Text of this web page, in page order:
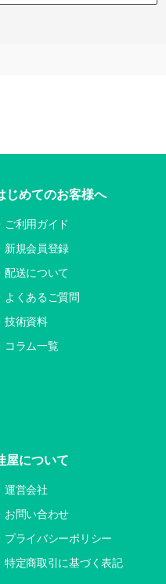
じめてのお客様へ
ご利用ガイド
新規会員登録
配送について
よくあるご質問
技術資料
コラム一覧
屋について
運営会社
お問い合わせ
プライバシーポリシー
特定商取引に基づく表記